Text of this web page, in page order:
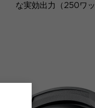
な実効出力（250ワ